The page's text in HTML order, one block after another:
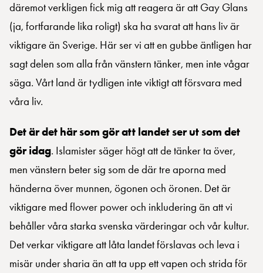
däremot verkligen fick mig att reagera är att Gay Glans
(ja, fortfarande lika roligt) ska ha svarat att hans liv är
viktigare än Sverige. Här ser vi att en gubbe äntligen har
sagt delen som alla från vänstern tänker, men inte vågar
säga. Vårt land är tydligen inte viktigt att försvara med
våra liv.
Det är det här som gör att landet ser ut som det
gör idag. Islamister säger högt att de tänker ta över,
men vänstern beter sig som de där tre aporna med
händerna över munnen, ögonen och öronen. Det är
viktigare med flower power och inkludering än att vi
behåller våra starka svenska värderingar och vår kultur.
Det verkar viktigare att låta landet förslavas och leva i
misär under sharia än att ta upp ett vapen och strida för